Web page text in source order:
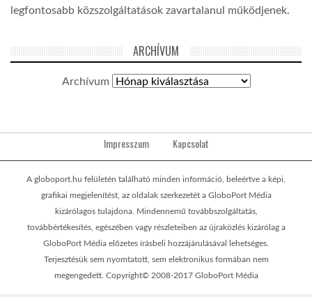
legfontosabb közszolgáltatások zavartalanul működjenek.
ARCHÍVUM
Archívum
Impresszum Kapcsolat
A globoport.hu felületén található minden információ, beleértve a képi,
grafikai megjelenítést, az oldalak szerkezetét a GloboPort Média
kizárólagos tulajdona. Mindennemű továbbszolgáltatás,
továbbértékesítés, egészében vagy részleteiben az újraközlés kizárólag a
GloboPort Média előzetes írásbeli hozzájárulásával lehetséges.
Terjesztésük sem nyomtatott, sem elektronikus formában nem
megengedett. Copyright© 2008-2017 GloboPort Média